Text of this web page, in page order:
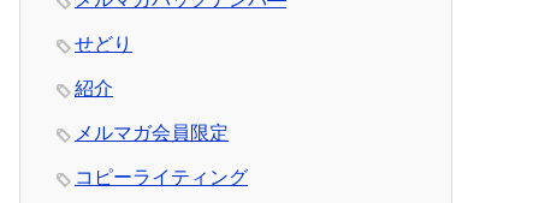
せどり
紹介
メルマガ会員限定
コピーライティング